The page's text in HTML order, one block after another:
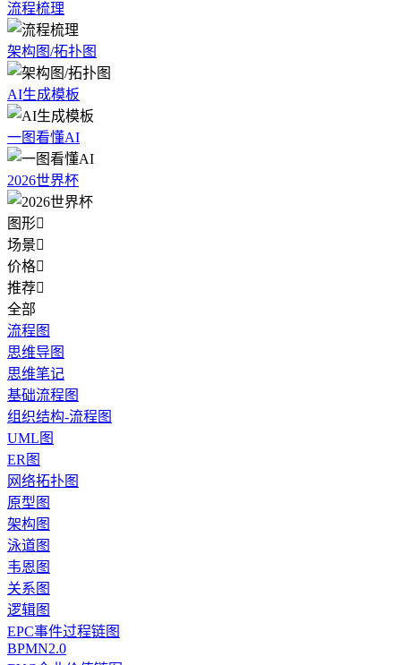
流程梳理
架构图/拓扑图
AI生成模板
一图看懂AI
2026世界杯
图形
场景
价格
推荐
全部
流程图
思维导图
思维笔记
基础流程图
组织结构-流程图
UML图
ER图
网络拓扑图
原型图
架构图
泳道图
韦恩图
关系图
逻辑图
EPC事件过程链图
BPMN2.0